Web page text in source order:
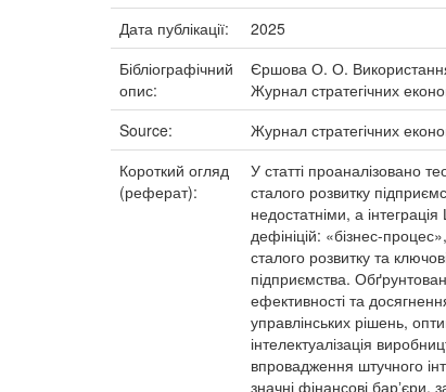
Дата публікації:
2025
Бібліографічний
опис:
Єршова О. О. Використання
Журнал стратегічних
Source:
Журнал стратегічних
Короткий огляд
(реферат):
У статті проаналізовано
сталого розвитку
недостатніми, а
дефініцій: «бізнес-
сталого розвитку та
підприємства.
ефективності та
управлінських рішень,
інтелектуалізація
впровадження штучного
значні фінансові барʼєри,